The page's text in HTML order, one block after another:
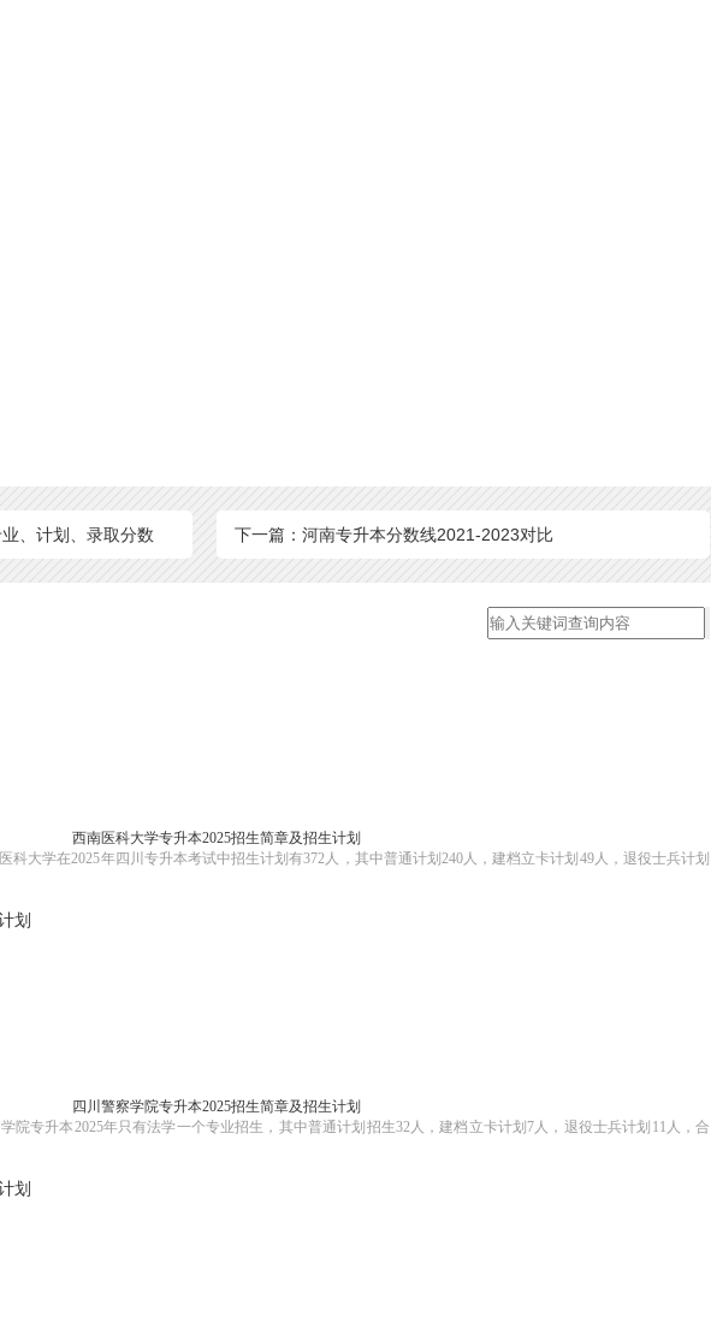
、计划、录取分数 下一篇：河南专升本分数线2021-2023对比
西南医科大学专升本2025招生简章及招生计划
科大学在2025年四川专升本考试中招生计划有372人，其中普通计划240人，建档立卡计划49人，退役士兵计划
划
四川警察学院专升本2025招生简章及招生计划
院专升本2025年只有法学一个专业招生，其中普通计划招生32人，建档立卡计划7人，退役士兵计划11人，合
划